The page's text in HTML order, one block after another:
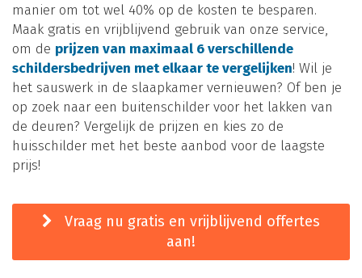
manier om tot wel 40% op de kosten te besparen.
Maak gratis en vrijblijvend gebruik van onze service,
om de prijzen van maximaal 6 verschillende
schildersbedrijven met elkaar te vergelijken! Wil je
het sauswerk in de slaapkamer vernieuwen? Of ben je
op zoek naar een buitenschilder voor het lakken van
de deuren? Vergelijk de prijzen en kies zo de
huisschilder met het beste aanbod voor de laagste
prijs!
Vraag nu gratis en vrijblijvend offertes
aan!